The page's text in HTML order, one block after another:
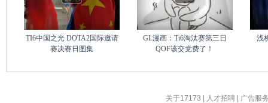
TI6中国之光 DOTA2国际邀请
赛决赛日图集
GL漫画：Ti6淘汰赛第三日
QOF该交党费了！
浅
关于17173 人才招聘
广告服